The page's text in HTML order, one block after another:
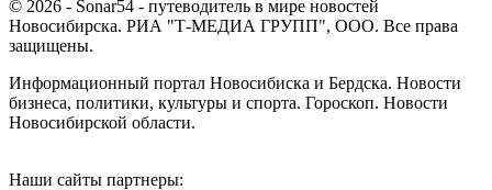
© 2026 - Sonar54 - путеводитель в мире новостей
Новосибирска. РИА "Т-МЕДИА ГРУПП", ООО. Все права
защищены.
Информационный портал Новосибиска и Бердска. Новости
бизнеса, политики, культуры и спорта. Гороскоп. Новости
Новосибирской области.
Наши сайты партнеры: